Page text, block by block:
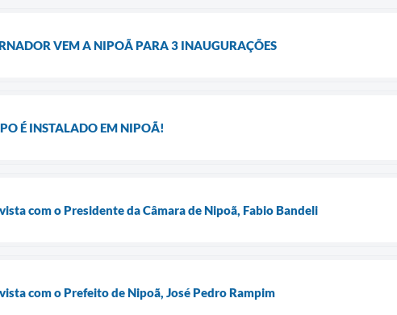
VEM A NIPOÃ PARA 3 INAUGURAÇÕES
É INSTALADO EM NIPOÃ!
com o Presidente da Câmara de Nipoã, Fabio Bandeli
com o Prefeito de Nipoã, José Pedro Rampim